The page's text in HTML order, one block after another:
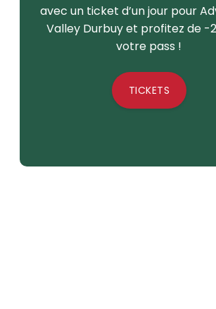
avec un ticket d’un jour pour
Valley Durbuy et profitez de -
votre pass !
TICKETS